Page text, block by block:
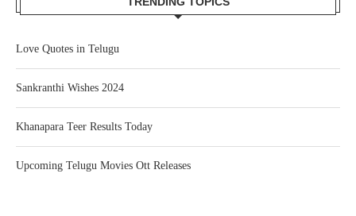
Love Quotes in Telugu
Sankranthi Wishes 2024
Khanapara Teer Results Today
Upcoming Telugu Movies Ott Releases